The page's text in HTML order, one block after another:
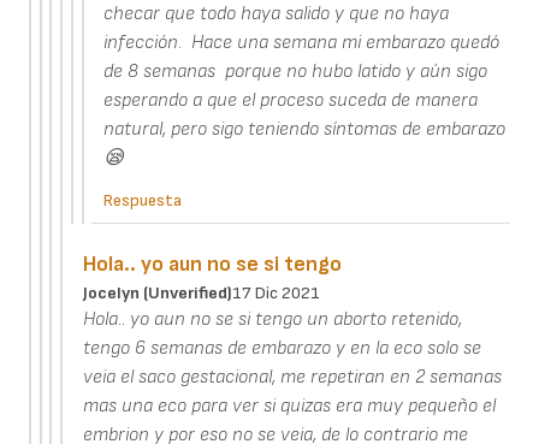
checar que todo haya salido y que no haya
infección. Hace una semana mi embarazo quedó
de 8 semanas porque no hubo latido y aún sigo
esperando a que el proceso suceda de manera
natural, pero sigo teniendo síntomas de embarazo
😪
Respuesta
Hola.. yo aun no se si tengo
Jocelyn (unverified)17 Dic 2021
Hola.. yo aun no se si tengo un aborto retenido,
tengo 6 semanas de embarazo y en la eco solo se
veia el saco gestacional, me repetiran en 2 semanas
mas una eco para ver si quizas era muy pequeño el
embrion y por eso no se veia, de lo contrario me